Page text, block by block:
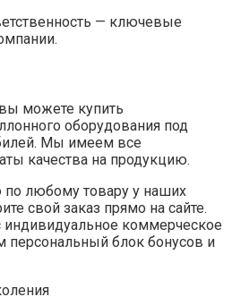
— ключевые
можете купить
оборудования под
Мы имеем все
качества на продукцию.
по любому товару у наших
свой заказ прямо на сайте.
коммерческое
блок бонусов и